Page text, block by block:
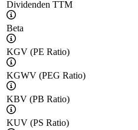
Dividenden TTM
Beta
KGV (PE Ratio)
KGWV (PEG Ratio)
KBV (PB Ratio)
KUV (PS Ratio)